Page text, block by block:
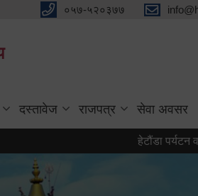
०५७-५२०३७७
दस्तावेज राजपत्र सेवा अवसर
हेटौंडा पर्यटन वर्ष